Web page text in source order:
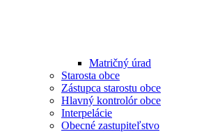
Matričný úrad
Starosta obce
Zástupca starostu obce
Hlavný kontrolór obce
Interpelácie
Obecné zastupiteľstvo